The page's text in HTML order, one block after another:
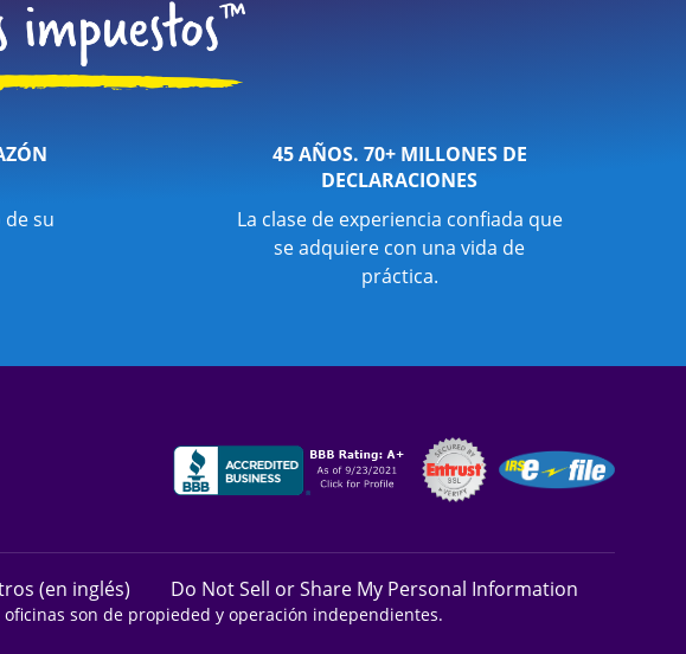
su
45 AÑOS. 70+ MILLONES DE
DECLARACIONES
La clase de experiencia confiada que
se adquiere con una vida de
práctica.
(en inglés) Do Not Sell or Share My Personal Information
son de propieded y operación independientes.